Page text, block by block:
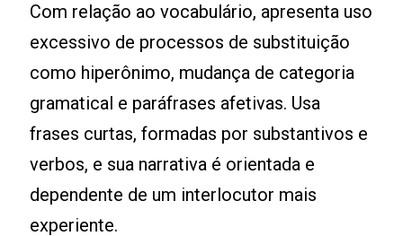
Com relação ao vocabulário, apresenta uso
excessivo de processos de substituição
como hiperônimo, mudança de categoria
gramatical e paráfrases afetivas. Usa
frases curtas, formadas por substantivos e
verbos, e sua narrativa é orientada e
dependente de um interlocutor mais
experiente.